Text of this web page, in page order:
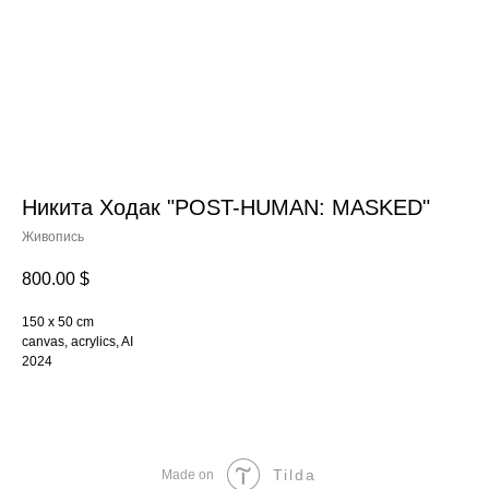
Никита Ходак "POST-HUMAN: MASKED"
Живопись
800.00 $
150 x 50 cm
canvas, acrylics, AI
2024
Made on Tilda